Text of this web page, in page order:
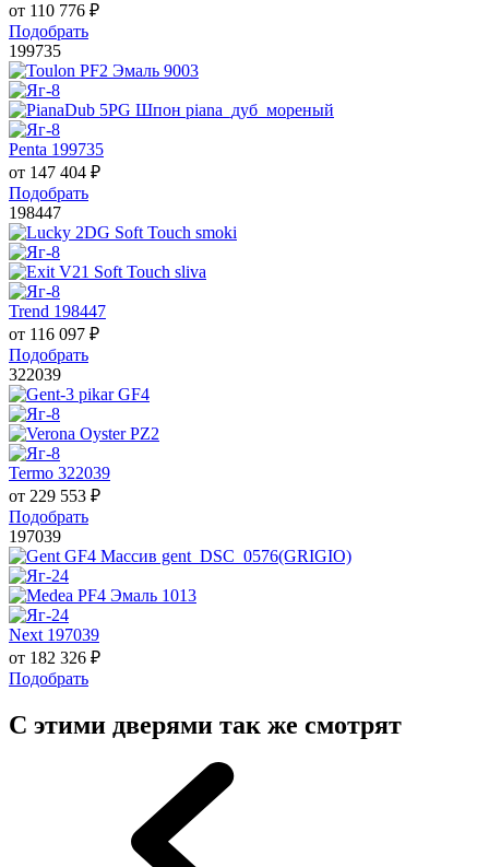
от 110 776 ₽
Подобрать
199735
Penta 199735
от 147 404 ₽
Подобрать
198447
Trend 198447
от 116 097 ₽
Подобрать
322039
Termo 322039
от 229 553 ₽
Подобрать
197039
Next 197039
от 182 326 ₽
Подобрать
С этими дверями так же смотрят